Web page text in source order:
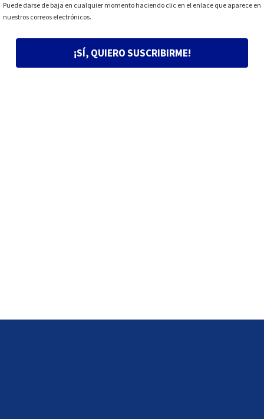
Puede darse de baja en cualquier momento haciendo clic en el enlace que aparece en
nuestros correos electrónicos.